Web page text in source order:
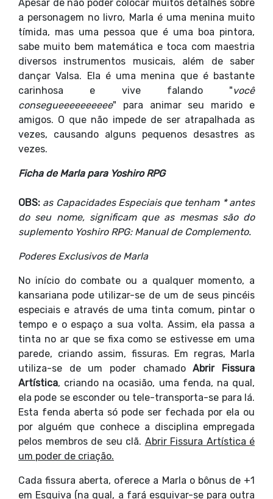
Apesar de não poder colocar muitos detalhes sobre
a personagem no livro, Marla é uma menina muito
tímida, mas uma pessoa que é uma boa pintora,
sabe muito bem matemática e toca com maestria
diversos instrumentos musicais, além de saber
dançar Valsa. Ela é uma menina que é bastante
carinhosa e vive falando "você
consegueeeeeeeeee" para animar seu marido e
amigos. O que não impede de ser atrapalhada as
vezes, causando alguns pequenos desastres as
vezes.
Ficha de Marla para Yoshiro RPG
OBS: as Capacidades Especiais que tenham * antes
do seu nome, significam que as mesmas são do
suplemento Yoshiro RPG: Manual de Complemento.
Poderes Exclusivos de Marla
No início do combate ou a qualquer momento, a
kansariana pode utilizar-se de um de seus pincéis
especiais e através de uma tinta comum, pintar o
tempo e o espaço a sua volta. Assim, ela passa a
tinta no ar que se fixa como se estivesse em uma
parede, criando assim, fissuras. Em regras, Marla
utiliza-se de um poder chamadoAbrir Fissura
Artística, criando na ocasião, uma fenda, na qual,
ela pode se esconder ou tele-transporta-se para lá.
Esta fenda aberta só pode ser fechada por ela ou
por alguém que conhece a disciplina empregada
pelos membros de seu clã. Abrir Fissura Artística é
um poder de criação.
Cada fissura aberta, oferece a Marla o bônus de +1
em Esquiva (na qual, a fará esquivar-se para outra